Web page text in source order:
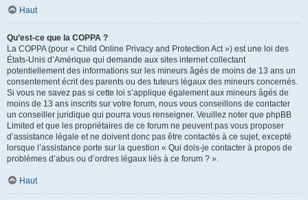
Haut
Qu’est-ce que la COPPA ?
La COPPA (pour « Child Online Privacy and Protection Act ») est une loi des
États-Unis d’Amérique qui demande aux sites internet collectant
potentiellement des informations sur les mineurs âgés de moins de 13 ans un
consentement écrit des parents ou des tuteurs légaux des mineurs concernés.
Si vous ne savez pas si cette loi s’applique également aux mineurs âgés de
moins de 13 ans inscrits sur votre forum, nous vous conseillons de contacter
un conseiller juridique qui pourra vous renseigner. Veuillez noter que phpBB
Limited et que les propriétaires de ce forum ne peuvent pas vous proposer
d’assistance légale et ne doivent donc pas être contactés à ce sujet, excepté
lorsque l’assistance porte sur la question « Qui dois-je contacter à propos de
problèmes d’abus ou d’ordres légaux liés à ce forum ? ».
Haut